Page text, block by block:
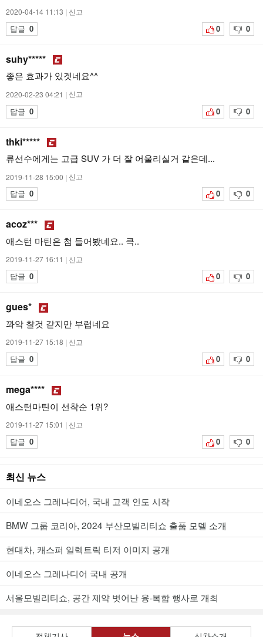
2020-04-14 11:13 | 신고
답글 0 0 0
suhy*****
좋은 효과가 있겟네요^^
2020-02-23 04:21 | 신고
답글 0 0 0
thki*****
류선수에게는 고급 SUV 가 더 잘 어울리실거 같은데...
2019-11-28 15:00 | 신고
답글 0 0 0
acoz***
애스턴 마틴은 첨 들어봤네요.. 큭..
2019-11-27 16:11 | 신고
답글 0 0 0
gues*
꽈악 찰것 같지만 부럽네요
2019-11-27 15:18 | 신고
답글 0 0 0
mega****
애스턴마틴이 선착순 1위?
2019-11-27 15:01 | 신고
답글 0 0 0
최신 뉴스
이네오스 그레나디어, 국내 고객 인도 시작
BMW 그룹 코리아, 2024 부산모빌리티쇼 출품 모델 소개
현대차, 캐스퍼 일렉트릭 티저 이미지 공개
이네오스 그레나디어 국내 공개
서울모빌리티쇼, 공간 제약 벗어난 융·복합 행사로 개최